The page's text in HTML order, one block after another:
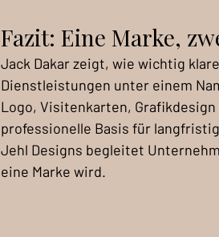
Fazit: Eine Marke,
Jack Dakar zeigt, wie wichtig
Dienstleistungen unter einem
Logo, Visitenkarten,
professionelle Basis für
Jehl Designs begleitet
eine Marke wird.